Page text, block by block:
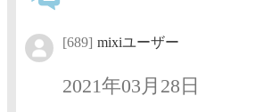
[689] mixiユーザー
2021年03月28日